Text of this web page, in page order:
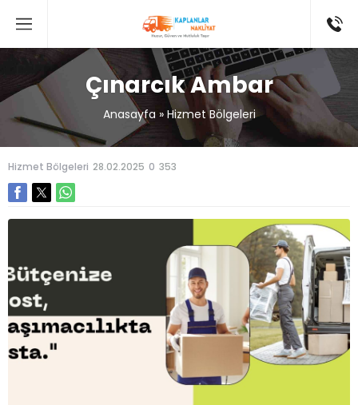
Çınarcık Ambar
Anasayfa » Hizmet Bölgeleri
Hizmet Bölgeleri 28.02.2025 0 353